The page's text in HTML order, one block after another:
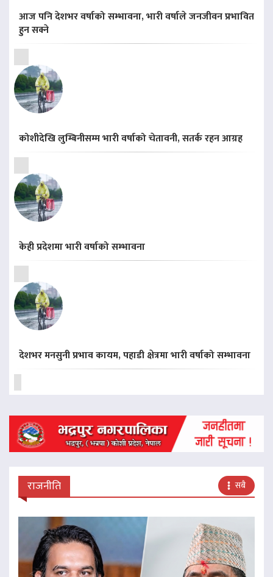
आज पनि देशभर वर्षाको सम्भावना, भारी वर्षाले जनजीवन प्रभावित
हुन सक्ने
कोशीदेखि लुम्बिनीसम्म भारी वर्षाको चेतावनी, सतर्क रहन आग्रह
केही प्रदेशमा भारी वर्षाको सम्भावना
देशभर मनसुनी प्रभाव कायम, पहाडी क्षेत्रमा भारी वर्षाको सम्भावना
राजनीति सबै